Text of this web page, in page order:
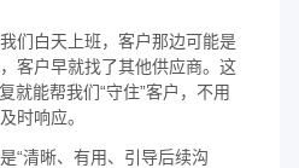
们白天上班，客户那边可能是
客户早就找了其他供应商。这
就能帮我们“守住”客户，不用
时响应。
“清晰、有用、引导后续沟